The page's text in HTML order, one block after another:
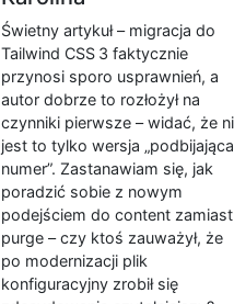
Świetny artykuł – migracja do
Tailwind CSS 3 faktycznie
przynosi sporo usprawnień, a
autor dobrze to rozłożył na
czynniki pierwsze – widać, że
jest to tylko wersja „podbijająca
numer”. Zastanawiam się, jak
poradzić sobie z nowym
podejściem do content zamiast
purge – czy ktoś zauważył, że
po modernizacji plik
konfiguracyjny zrobił się